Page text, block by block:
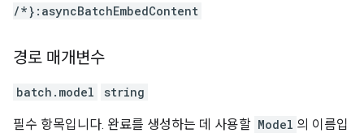
/*}:asyncBatchEmbedContent
경로 매개변수
batch.model string
필수 항목입니다. 완료를 생성하는 데 사용할 Model 의 이름입